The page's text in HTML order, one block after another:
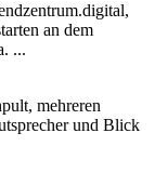
an dem
...